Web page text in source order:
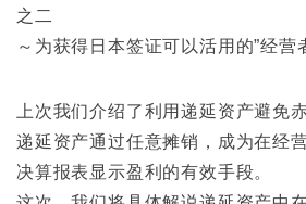
之二
～为获得日本签证可以活用的”经营
上次我们介绍了利用递延资产避免
递延资产通过任意摊销，成为在经
决算报表显示盈利的有效手段。